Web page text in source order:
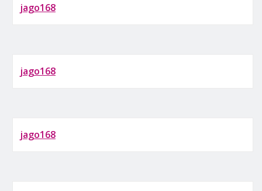
jago168
jago168
jago168